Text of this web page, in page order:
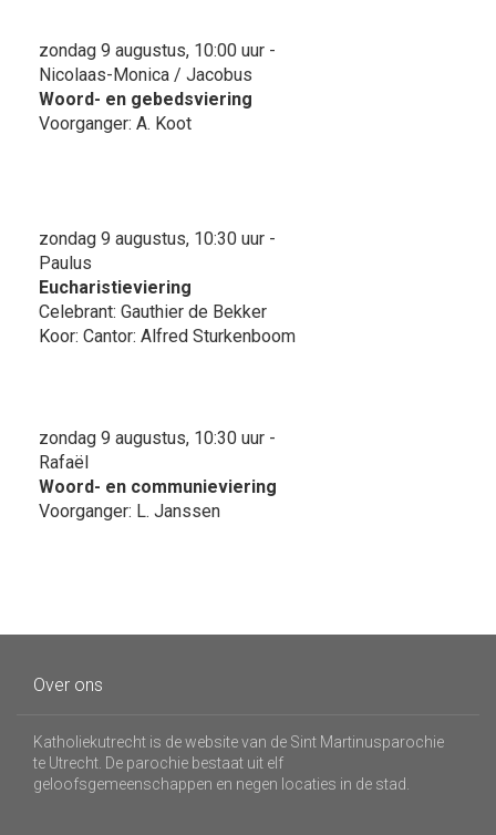
zondag 9 augustus, 10:00 uur -
Nicolaas-Monica / Jacobus
Woord- en gebedsviering
Voorganger: A. Koot
zondag 9 augustus, 10:30 uur -
Paulus
Eucharistieviering
Celebrant: Gauthier de Bekker
Koor: Cantor: Alfred Sturkenboom
zondag 9 augustus, 10:30 uur -
Rafaël
Woord- en communieviering
Voorganger: L. Janssen
Over ons
Katholiekutrecht is de website van de Sint Martinusparochie
te Utrecht. De parochie bestaat uit elf
geloofsgemeenschappen en negen locaties in de stad.